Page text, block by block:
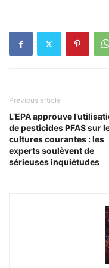
Previous article
L’EPA approuve
de pesticides PFAS sur
cultures courantes : les
experts soulèvent de
sérieuses inquiétudes